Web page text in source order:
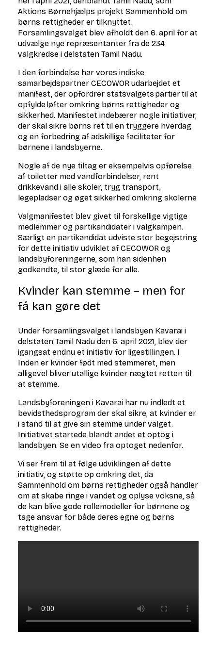
Aktions Børnehjælps projekt Sammenhold om
børns rettigheder er tilknyttet.
Forsamlingsvalget blev afholdt den 6. april for at
udvælge nye repræsentanter fra de 234
valgkredse i delstaten Tamil Nadu.
I den forbindelse har vores indiske
samarbejdspartner CECOWOR udarbejdet et
manifest, der opfordrer statsvalgets partier til at
opfylde løfter omkring børns rettigheder og
sikkerhed. Manifestet indebærer nogle initiativer,
der skal sikre børns ret til en tryggere hverdag
og en forbedring af adskillige faciliteter for
børnene i landsbyerne.
Nogle af de nye tiltag er eksempelvis opførelse
af toiletter med vandforbindelser, rent
drikkevand i alle skoler, tryg transport,
legepladser og øget sikkerhed omkring skolerne
Valgmanifestet blev givet til forskellige vigtige
medlemmer og partikandidater i valgkampen.
Særligt en partikandidat udviste stor begejstring
for dette initiativ udviklet af CECOWOR og
landsbyforeningerne, som han sidenhen
godkendte, til stor glæde for alle.
Kvinder kan stemme – men for
få kan gøre det
Under forsamlingsvalget i landsbyen Kavarai i
delstaten Tamil Nadu den 6. april 2021, blev der
igangsat endnu et initiativ for ligestillingen. I
Inden er kvinder født med stemmeret, men
alligevel bliver utallige kvinder nægtet retten til
at stemme.
Landsbyforeningen i Kavarai har nu indledt et
bevidsthedsprogram der skal sikre, at kvinder er
i stand til at give sin stemme under valget.
Initiativet startede blandt andet et optog i
landsbyen. Se en video fra optoget nedenfor.
Vi ser frem til at følge udviklingen af dette
initiativ, og støtte op omkring det, da
Sammenhold om børns rettigheder også handler
om at skabe ringe i vandet og oplyse voksne, så
de kan blive gode rollemodeller for børnene og
tage ansvar for både deres egne og børns
rettigheder.